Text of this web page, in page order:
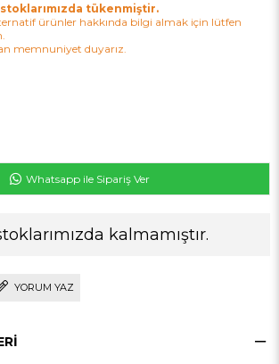
tükenmiştir.
ürünler hakkında bilgi almak için lütfen
memnuniyet duyarız.
Whatsapp ile Sipariş Ver
kalmamıştır.
YORUM YAZ